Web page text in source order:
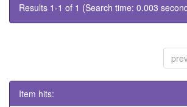
Results 1-1 of 1 (Search time: 0.003
Item hits: